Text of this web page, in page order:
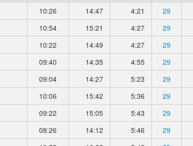
10:26 14:47 4:21 29
10:54 15:21 4:27 29
10:22 14:49 4:27 29
09:40 14:35 4:55 29
09:04 14:27 5:23 29
10:06 15:42 5:36 29
09:22 15:05 5:43 29
08:26 14:12 5:46 29